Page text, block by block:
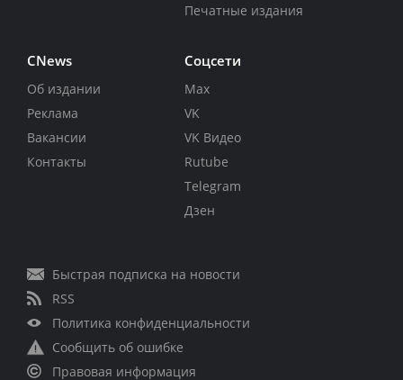
Печатные издания
CNews
Об издании
Реклама
Вакансии
Контакты
Соцсети
Max
VK
VK Видео
Rutube
Telegram
Дзен
Быстрая подписка на новости
RSS
Политика конфиденциальности
Сообщить об ошибке
Правовая информация